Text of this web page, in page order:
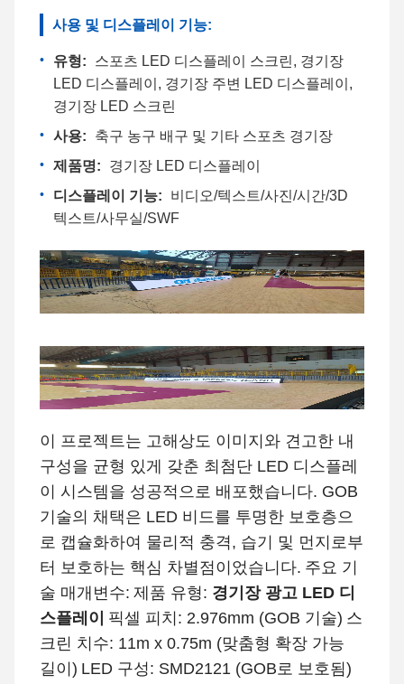
사용 및 디스플레이 기능:
유형:
스포츠 LED 디스플레이 스크린, 경기장
LED 디스플레이, 경기장 주변 LED 디스플레이,
경기장 LED 스크린
사용:
축구 농구 배구 및 기타 스포츠 경기장
제품명:
경기장 LED 디스플레이
디스플레이 기능:
비디오/텍스트/사진/시간/3D
텍스트/사무실/SWF
이 프로젝트는 고해상도 이미지와 견고한 내
구성을 균형 있게 갖춘 최첨단 LED 디스플레
이 시스템을 성공적으로 배포했습니다. GOB
기술의 채택은 LED 비드를 투명한 보호층으
로 캡슐화하여 물리적 충격, 습기 및 먼지로부
터 보호하는 핵심 차별점이었습니다. 주요 기
술 매개변수: 제품 유형: 경기장 광고 LED 디
스플레이 픽셀 피치: 2.976mm (GOB 기술) 스
크린 치수: 11m x 0.75m (맞춤형 확장 가능
길이) LED 구성: SMD2121 (GOB로 보호됨)